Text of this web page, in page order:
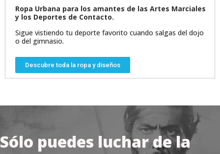
Ropa Urbana para los amantes de las Artes Marciales
y los Deportes de Contacto.
Sigue vistiendo tu deporte favorito cuando salgas del dojo
o del gimnasio.
Descubre toda la ropa y diseños
Sólo puedes lucharde la